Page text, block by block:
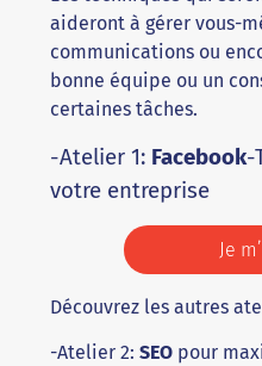
aideront à gérer vous-
communications ou
bonne équipe ou un
certaines tâches.
-Atelier 1: Facebook-
votre entreprise
Je
Découvrez les autres
-Atelier 2: SEO pour